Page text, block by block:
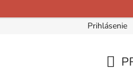
Kontakty
Prihlásenie